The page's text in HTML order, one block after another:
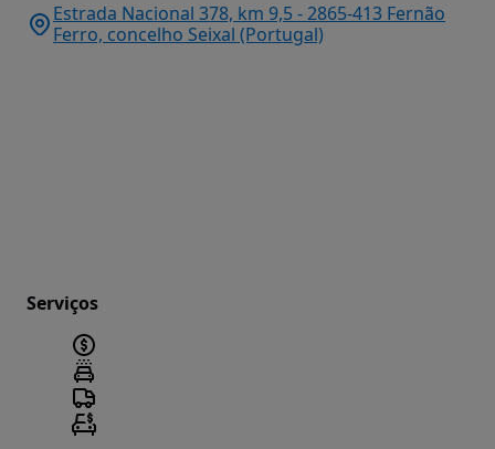
Estrada Nacional 378, km 9,5 - 2865-413 Fernão
Ferro, concelho Seixal (Portugal)
Serviços